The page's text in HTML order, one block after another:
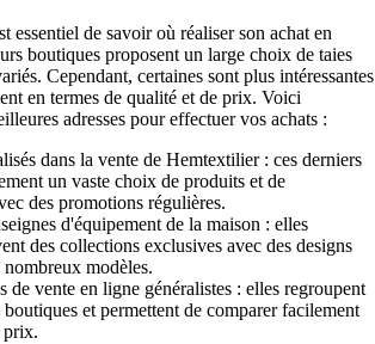
essentiel de savoir où réaliser son achat en
boutiques proposent un large choix de taies
Cependant, certaines sont plus intéressantes
en termes de qualité et de prix. Voici
adresses pour effectuer vos achats :
dans la vente de Hemtextilier : ces derniers
un vaste choix de produits et de
des promotions régulières.
d'équipement de la maison : elles
des collections exclusives avec des designs
modèles.
de vente en ligne généralistes : elles regroupent
boutiques et permettent de comparer facilement
prix.